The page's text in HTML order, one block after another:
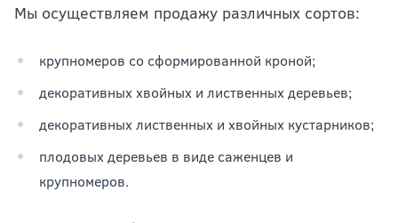
Мы осуществляем продажу различных сортов:
крупномеров со сформированной кроной;
декоративных хвойных и лиственных деревьев;
декоративных лиственных и хвойных кустарников;
плодовых деревьев в виде саженцев и
крупномеров.